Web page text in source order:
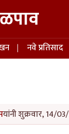
नवे प्रतिसाद
यांनी शुक्रवार, 14/